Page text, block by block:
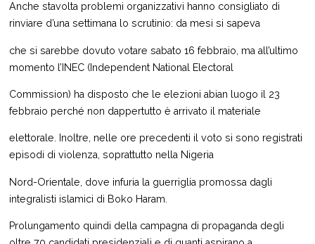
Anche stavolta problemi organizzativi hanno consigliato di
rinviare d’una settimana lo scrutinio: da mesi si sapeva
che si sarebbe dovuto votare sabato 16 febbraio, ma all’ultimo
momento l’INEC (Independent National Electoral
Commission) ha disposto che le elezioni abian luogo il 23
febbraio perché non dappertutto è arrivato il materiale
elettorale. Inoltre, nelle ore precedenti il voto si sono registrati
episodi di violenza, soprattutto nella Nigeria
Nord-Orientale, dove infuria la guerriglia promossa dagli
integralisti islamici di Boko Haram.
Prolungamento quindi della campagna di propaganda degli